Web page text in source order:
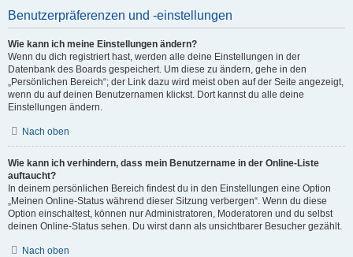
Benutzerpräferenzen und -einstellungen
Wie kann ich meine Einstellungen ändern?
Wenn du dich registriert hast, werden alle deine Einstellungen in der
Datenbank des Boards gespeichert. Um diese zu ändern, gehe in den
„Persönlichen Bereich“; der Link dazu wird meist oben auf der Seite angezeigt,
wenn du auf deinen Benutzernamen klickst. Dort kannst du alle deine
Einstellungen ändern.
Nach oben
Wie kann ich verhindern, dass mein Benutzername in der Online-Liste
auftaucht?
In deinem persönlichen Bereich findest du in den Einstellungen eine Option
„Meinen Online-Status während dieser Sitzung verbergen“. Wenn du diese
Option einschaltest, können nur Administratoren, Moderatoren und du selbst
deinen Online-Status sehen. Du wirst dann als unsichtbarer Besucher gezählt.
Nach oben